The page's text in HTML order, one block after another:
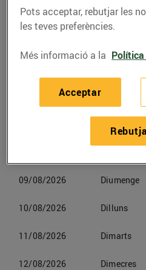
977 76 90 54
Horaris
Divendres
09/08/2026 Diumenge
10/08/2026 Dilluns
11/08/2026 Dimarts
12/08/2026 Dimecres
Pots acceptar, rebutjar les
les teves preferències.
Més informació a la Política
Acceptar